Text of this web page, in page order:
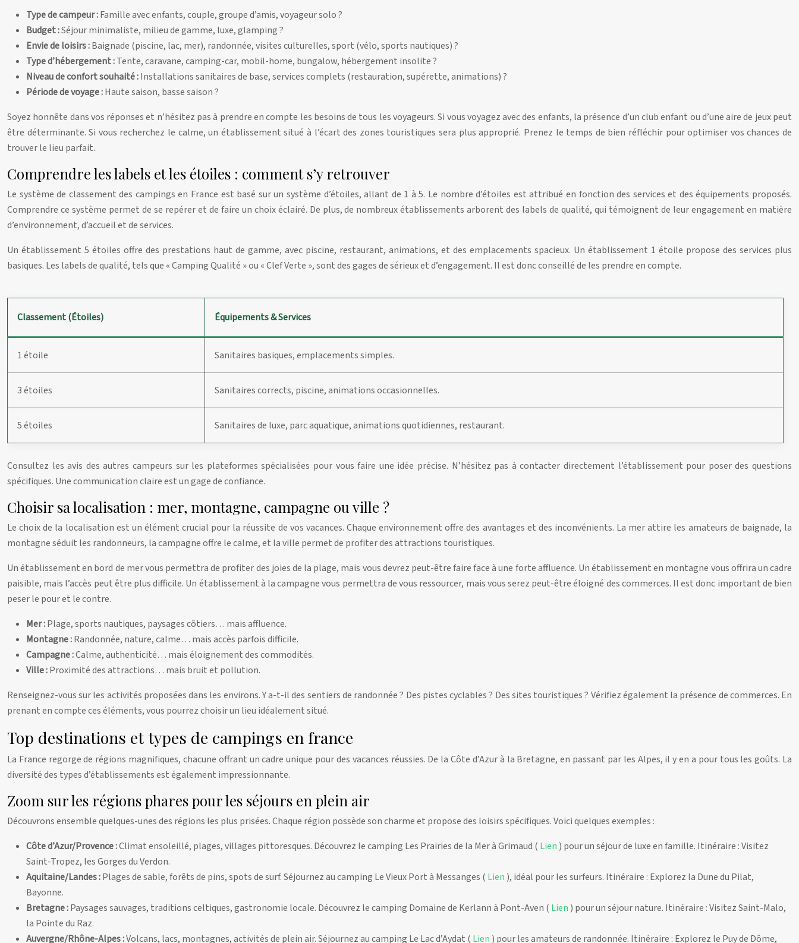
Type de campeur :Famille avec enfants, couple, groupe d’amis, voyageur solo ?
Budget :Séjour minimaliste, milieu de gamme, luxe, glamping ?
Envie de loisirs :Baignade (piscine, lac, mer), randonnée, visites culturelles, sport (vélo, sports nautiques) ?
Type d’hébergement :Tente, caravane, camping-car, mobil-home, bungalow, hébergement insolite ?
Niveau de confort souhaité :Installations sanitaires de base, services complets (restauration, supérette, animations) ?
Période de voyage :Haute saison, basse saison ?
Soyez honnête dans vos réponses et n’hésitez pas à prendre en compte les besoins de tous les voyageurs. Si vous voyagez avec des enfants, la présence d’un club enfant ou d’une aire de jeux peut
être déterminante. Si vous recherchez le calme, un établissement situé à l’écart des zones touristiques sera plus approprié. Prenez le temps de bien réfléchir pour optimiser vos chances de
trouver le lieu parfait.
Comprendre les labels et les étoiles : comment s’y retrouver
Le système de classement des campings en France est basé sur un système d’étoiles, allant de 1 à 5. Le nombre d’étoiles est attribué en fonction des services et des équipements proposés.
Comprendre ce système permet de se repérer et de faire un choix éclairé. De plus, de nombreux établissements arborent des labels de qualité, qui témoignent de leur engagement en matière
d’environnement, d’accueil et de services.
Un établissement 5 étoiles offre des prestations haut de gamme, avec piscine, restaurant, animations, et des emplacements spacieux. Un établissement 1 étoile propose des services plus
basiques. Les labels de qualité, tels que « Camping Qualité » ou « Clef Verte », sont des gages de sérieux et d’engagement. Il est donc conseillé de les prendre en compte.
Classement (Étoiles) Équipements & Services
1 étoile Sanitaires basiques, emplacements simples.
3 étoiles Sanitaires corrects, piscine, animations occasionnelles.
5 étoiles Sanitaires de luxe, parc aquatique, animations quotidiennes, restaurant.
Consultez les avis des autres campeurs sur les plateformes spécialisées pour vous faire une idée précise. N’hésitez pas à contacter directement l’établissement pour poser des questions
spécifiques. Une communication claire est un gage de confiance.
Choisir sa localisation : mer, montagne, campagne ou ville ?
Le choix de la localisation est un élément crucial pour la réussite de vos vacances. Chaque environnement offre des avantages et des inconvénients. La mer attire les amateurs de baignade, la
montagne séduit les randonneurs, la campagne offre le calme, et la ville permet de profiter des attractions touristiques.
Un établissement en bord de mer vous permettra de profiter des joies de la plage, mais vous devrez peut-être faire face à une forte affluence. Un établissement en montagne vous offrira un cadre
paisible, mais l’accès peut être plus difficile. Un établissement à la campagne vous permettra de vous ressourcer, mais vous serez peut-être éloigné des commerces. Il est donc important de bien
peser le pour et le contre.
Mer :Plage, sports nautiques, paysages côtiers… mais affluence.
Montagne :Randonnée, nature, calme… mais accès parfois difficile.
Campagne :Calme, authenticité… mais éloignement des commodités.
Ville :Proximité des attractions… mais bruit et pollution.
Renseignez-vous sur les activités proposées dans les environs. Y a-t-il des sentiers de randonnée ? Des pistes cyclables ? Des sites touristiques ? Vérifiez également la présence de commerces. En
prenant en compte ces éléments, vous pourrez choisir un lieu idéalement situé.
Top destinations et types de campings en france
La France regorge de régions magnifiques, chacune offrant un cadre unique pour des vacances réussies. De la Côte d’Azur à la Bretagne, en passant par les Alpes, il y en a pour tous les goûts. La
diversité des types d’établissements est également impressionnante.
Zoom sur les régions phares pour les séjours en plein air
Découvrons ensemble quelques-unes des régions les plus prisées. Chaque région possède son charme et propose des loisirs spécifiques. Voici quelques exemples :
Côte d’Azur/Provence :Climat ensoleillé, plages, villages pittoresques. Découvrez le camping Les Prairies de la Mer à Grimaud ( Lien ) pour un séjour de luxe en famille. Itinéraire : Visitez
Saint-Tropez, les Gorges du Verdon.
Aquitaine/Landes :Plages de sable, forêts de pins, spots de surf. Séjournez au camping Le Vieux Port à Messanges ( Lien ), idéal pour les surfeurs. Itinéraire : Explorez la Dune du Pilat,
Bayonne.
Bretagne :Paysages sauvages, traditions celtiques, gastronomie locale. Découvrez le camping Domaine de Kerlann à Pont-Aven ( Lien ) pour un séjour nature. Itinéraire : Visitez Saint-Malo,
la Pointe du Raz.
Auvergne/Rhône-Alpes :Volcans, lacs, montagnes, activités de plein air. Séjournez au camping Le Lac d’Aydat ( Lien ) pour les amateurs de randonnée. Itinéraire : Explorez le Puy de Dôme,